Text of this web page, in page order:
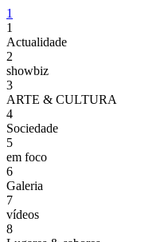
1
1
Actualidade
2
showbiz
3
ARTE & CULTURA
4
Sociedade
5
em foco
6
Galeria
7
vídeos
8